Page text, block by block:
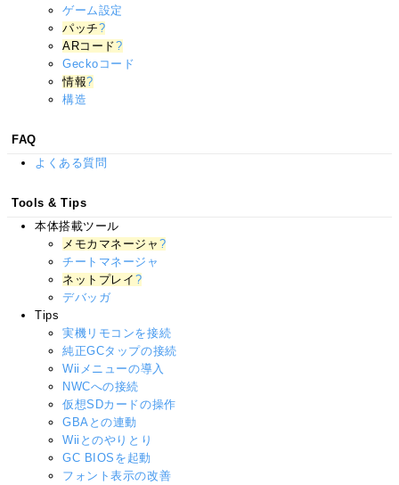
ゲーム設定
パッチ?
ARコード?
Geckoコード
情報?
構造
FAQ
よくある質問
Tools & Tips
本体搭載ツール
メモカマネージャ ?
チートマネージャ
ネットプレイ ?
デバッガ
Tips
実機リモコンを接続
純正GCタップの接続
Wiiメニューの導入
NWCへの接続
仮想SDカードの操作
GBAとの連動
Wiiとのやりとり
GC BIOSを起動
フォント表示の改善